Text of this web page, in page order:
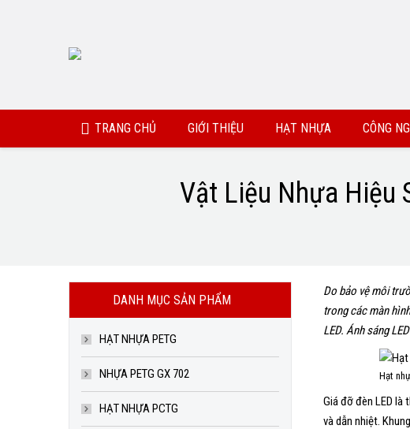
TRANG CHỦ GIỚI THIỆU HẠT NHỰA CÔNG
Vật Liệu Nhựa Hiệu
Do bảo vệ môi
trong các màn
LED. Ánh sáng
Hạt
Giá đỡ đèn LED là
và dẫn nhiệt.
DANH MỤC SẢN PHẨM
HẠT NHỰA PETG
NHỰA PETG GX 702
HẠT NHỰA PCTG